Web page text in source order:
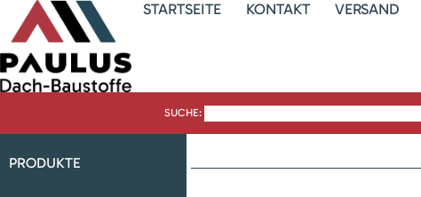
STARTSEITE KONTAKT VERSAND
SUCHE:
PRODUKTE